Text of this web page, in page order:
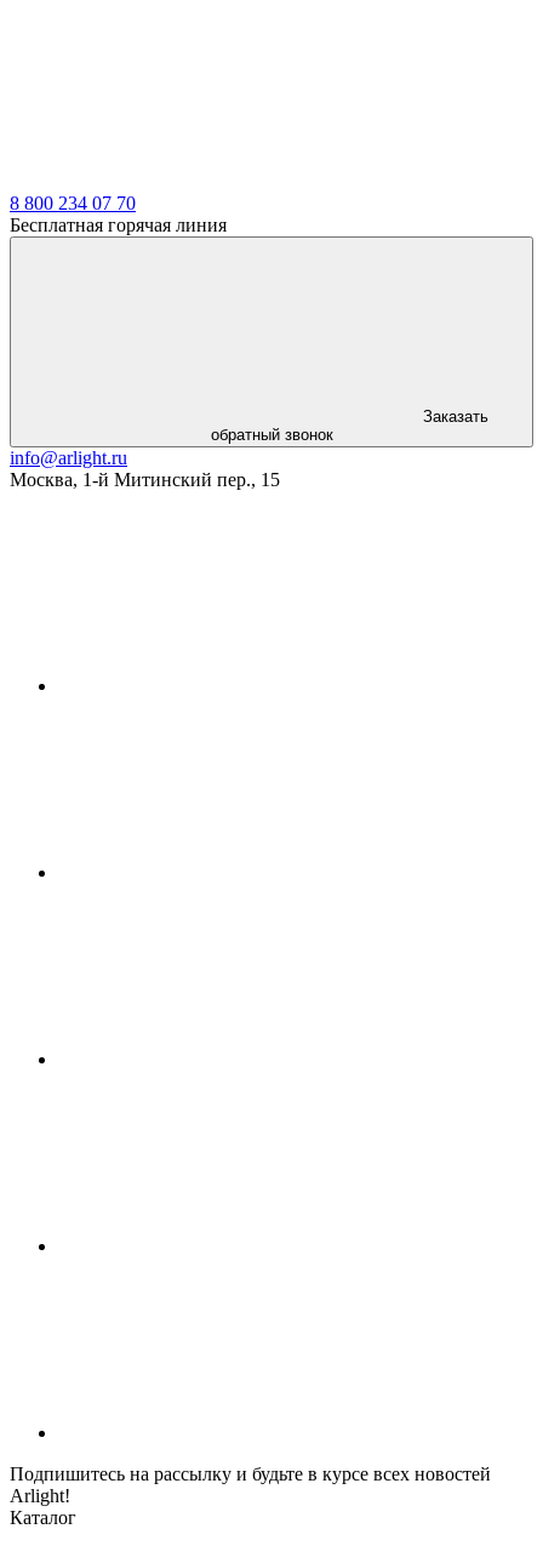
8 800 234 07 70
Бесплатная горячая линия
Заказать
обратный звонок
info@arlight.ru
Москва, 1-й Митинский пер., 15
Подпишитесь на рассылку и будьте в курсе всех новостей
Arlight!
Каталог